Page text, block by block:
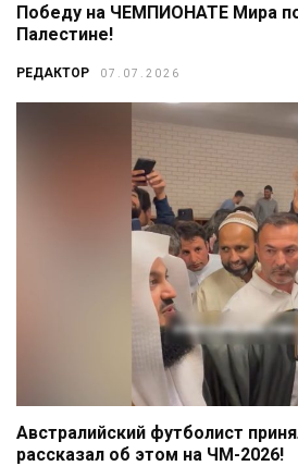
Победу на ЧЕМПИОНАТЕ Мира
Палестине!
РЕДАКТОР 07.07.2026
Австралийский футболист
рассказал об этом на ЧМ-2026!